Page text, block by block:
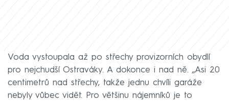
Voda vystoupala až po střechy provizorních obydlí
pro nejchudší Ostraváky. A dokonce i nad ně. „Asi 20
centimetrů nad střechy, takže jednu chvíli garáže
nebyly vůbec vidět. Pro většinu nájemníků je to